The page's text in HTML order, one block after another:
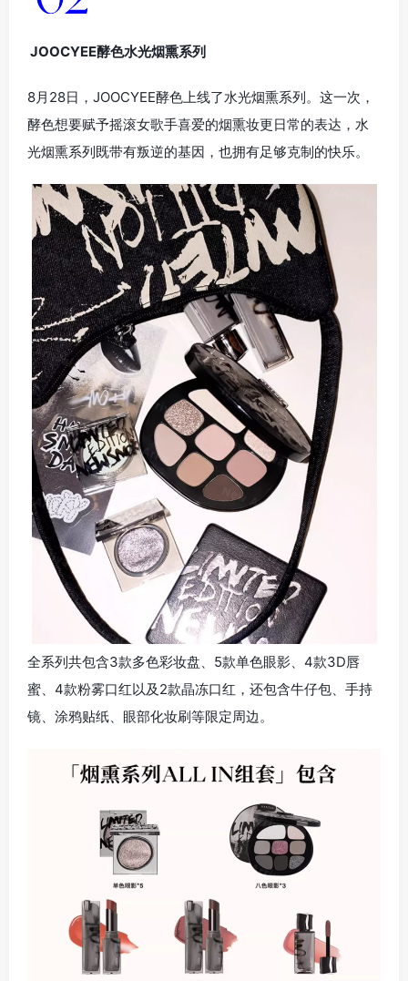
JOOCYEE酵色水光烟熏系列
8月28日，JOOCYEE酵色上线了水光烟熏系列。这一次，
酵色想要赋予摇滚女歌手喜爱的烟熏妆更日常的表达，水
光烟熏系列既带有叛逆的基因，也拥有足够克制的快乐。
全系列共包含3款多色彩妆盘、5款单色眼影、4款3D唇
蜜、4款粉雾口红以及2款晶冻口红，还包含牛仔包、手持
镜、涂鸦贴纸、眼部化妆刷等限定周边。